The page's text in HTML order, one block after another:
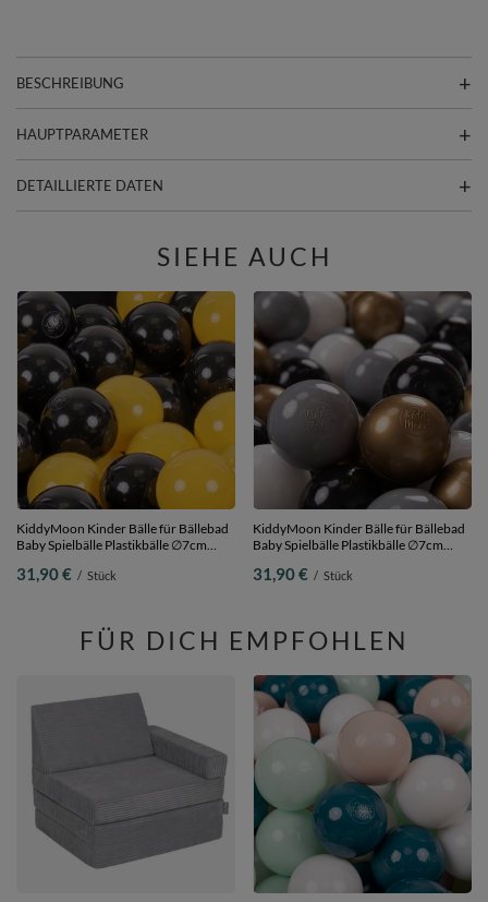
BESCHREIBUNG
HAUPTPARAMETER
DETAILLIERTE DATEN
SIEHE AUCH
KiddyMoon Kinder Bälle für Bällebad
Baby Spielbälle Plastikbälle ∅7cm
Bälle/7cm
31,90 € / Stück
KiddyMoon Kinder Bälle für Bällebad
Baby Spielbälle Plastikbälle ∅7cm
weiß/grau/schwarz/golden, 200
31,90 € / Stück
FÜR DICH EMPFOHLEN